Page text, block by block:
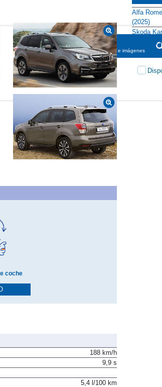
BUSCADOR
informaciones, fichas e imágenes
coche
188 km/h
9,9 s
5,4 l/100 km
Alfa
(2025)
Skoda
(150 CV)